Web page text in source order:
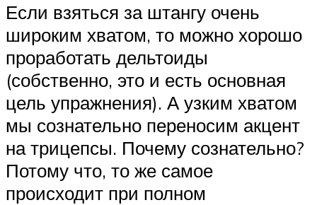
Если взяться за штангу очень
широким хватом, то можно хорошо
проработать дельтоиды
(собственно, это и есть основная
цель упражнения). А узким хватом
мы сознательно переносим акцент
на трицепсы. Почему сознательно?
Потому что, то же самое
происходит при полном